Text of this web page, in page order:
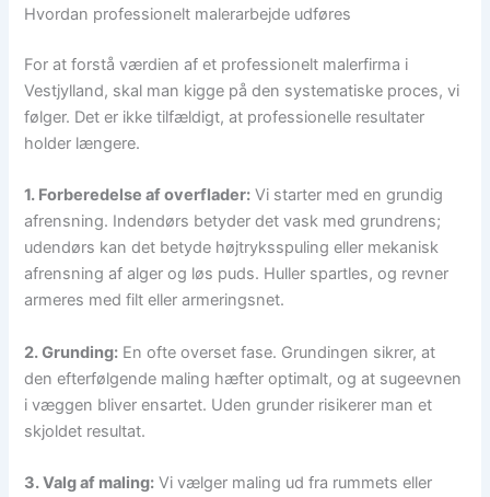
Hvordan professionelt malerarbejde udføres
For at forstå værdien af et professionelt malerfirma i
Vestjylland, skal man kigge på den systematiske proces, vi
følger. Det er ikke tilfældigt, at professionelle resultater
holder længere.
1. Forberedelse af overflader: Vi starter med en grundig
afrensning. Indendørs betyder det vask med grundrens;
udendørs kan det betyde højtryksspuling eller mekanisk
afrensning af alger og løs puds. Huller spartles, og revner
armeres med filt eller armeringsnet.
2. Grunding: En ofte overset fase. Grundingen sikrer, at
den efterfølgende maling hæfter optimalt, og at sugeevnen
i væggen bliver ensartet. Uden grunder risikerer man et
skjoldet resultat.
3. Valg af maling: Vi vælger maling ud fra rummets eller